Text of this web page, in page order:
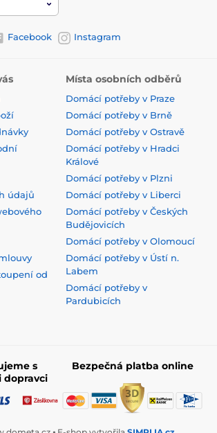
Facebook Instagram
údajů
od
Místa osobních odběrů
Domácí potřeby v Praze
Domácí potřeby v Brně
Domácí potřeby v Ostravě
Domácí potřeby v Hradci
Králové
Domácí potřeby v Plzni
Domácí potřeby v Liberci
Domácí potřeby v Českých
Budějovicích
Domácí potřeby v Olomoucí
Domácí potřeby v Ústí n.
Labem
Domácí potřeby v
Pardubicích
s
dopravci
Bezpečná platba online